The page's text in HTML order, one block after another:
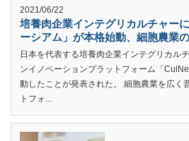
2021/06/22
培養肉企業インテグリカルチャー
ーシアム」が本格始動、細胞農業
日本を代表する培養肉企業インテグリカル
ンイノベーションプラットフォーム「
動したことが発表された。 細胞農業を広く
トフォ...